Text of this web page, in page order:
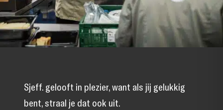
Sjeff. gelooft in plezier, want als jij gelukkig
bent, straal je dat ook uit.